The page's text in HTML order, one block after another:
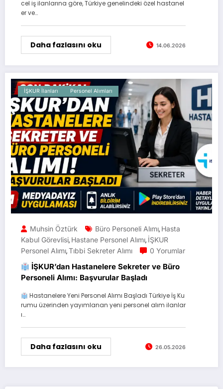
cel iş ilanlarına göre, Türkiye genelindeki özel hastanel
er ve…
Daha fazlasını oku 14.06.2026
İŞKUR İlanları Personel Alımları
Muhsin Öztürk Büro Personeli Alımı, Hasta
Kabul Görevlisi, Hastane Personel Alımı, İŞKUR
Personel Alımı,Tıbbi Sekreter Alımı 0 Yorumlar
İŞKUR’dan Hastanelere Sekreter ve Büro
Personeli Alımı: Başvurular Başladı
Hastanelere Yeni Personel Alımı Başladı Türkiye İş Ku
rumu üzerinden yayımlanan yeni personel alım ilanlar
ı…
Daha fazlasını oku 26.05.2026